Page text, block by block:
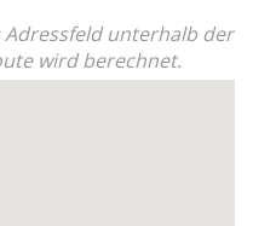
Adressfeld unterhalb der
wird berechnet.